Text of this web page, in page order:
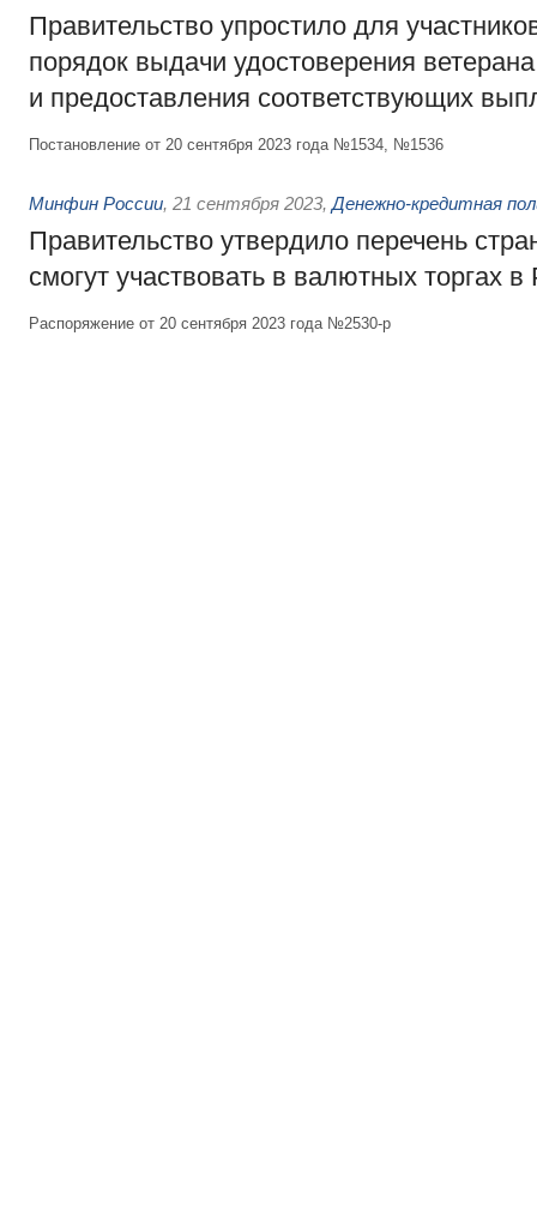
Правительство упростило для
порядок выдачи удостоверения
и предоставления соответствующих
Постановление от 20 сентября 2023 года №1534, №1536
Минфин России, 21 сентября 2023, Денежно-кредитная
Правительство утвердило перечень
смогут участвовать в валютных торгах в
Распоряжение от 20 сентября 2023 года №2530-р